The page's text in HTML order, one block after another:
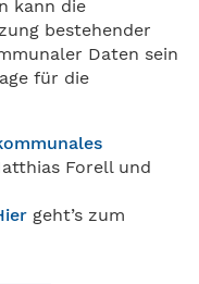
kann die
bestehender
Daten sein
für die
Forell und
geht’s zum